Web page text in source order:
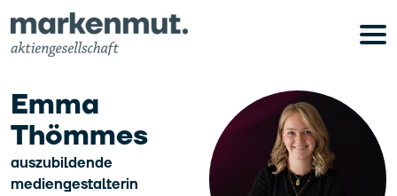
Emma
Thömmes
auszubildende
mediengestalterin